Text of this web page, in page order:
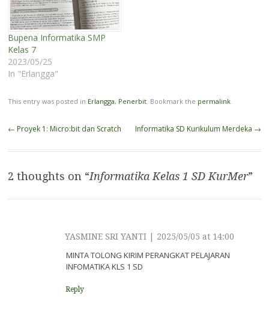
Bupena Informatika SMP
Kelas 7
2023/05/25
In "Erlangga"
This entry was posted in Erlangga, Penerbit. Bookmark the permalink.
Post
← Proyek 1: Micro:bit dan Scratch Informatika SD Kurikulum Merdeka →
2 thoughts on “Informatika Kelas 1 SD KurMer”
YASMINE SRI YANTI 2025/05/05 at 14:00
MINTA TOLONG KIRIM PERANGKAT PELAJARAN
INFOMATIKA KLS 1 SD
Reply